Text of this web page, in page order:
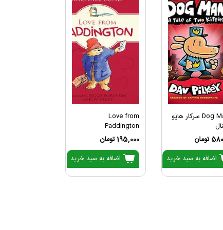
Dog Man 3 سرکار هاپو
اضافه به سبد خرید
Love from
Paddington
195,000 تومان
اضافه به سبد خرید